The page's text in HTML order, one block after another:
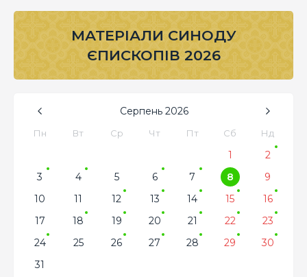
МАТЕРІАЛИ СИНОДУ
ЄПИСКОПІВ 2026
Серпень 2026
Пн Вт Ср Чт Пт Сб Нд
1
2
3
4 5 6 7 8
9
10
11 12 13 14 15
16
17
18 19 20 21 22
23
24
25 26 27 28 29
30
31